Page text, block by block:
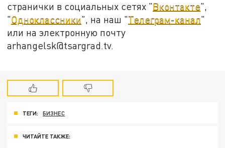
странички в социальных сетях "Вконтакте",
"Одноклассники", на наш "Телеграм-канал"
или на электронную почту
arhangelsk@tsargrad.tv.
ТЕГИ: БИЗНЕС
ЧИТАЙТЕ ТАКЖЕ: